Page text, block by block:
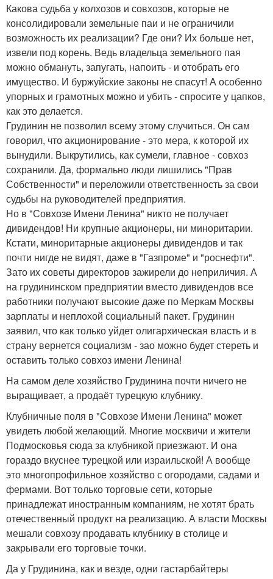
Какова судьба у колхозов и совхозов, которые не
консолидировали земельные паи и не ограничили
возможность их реализации? Где они? Их больше нет,
извели под корень. Ведь владельца земельного пая
можно обмануть, запугать, напоить - и отобрать его
имущество. И буржуйские законы не спасут! А особенно
упорных и грамотных можно и убить - спросите у цапков,
как это делается.
Грудинин не позволил всему этому случиться. Он сам
говорил, что акционирование - это мера, к которой их
вынудили. Выкрутились, как сумели, главное - совхоз
сохранили. Да, формально люди лишились "Прав
Собственности" и переложили ответственность за свои
судьбы на руководителей предприятия.
Но в "Совхозе Имени Ленина" никто не получает
дивидендов! Ни крупные акционеры, ни миноритарии.
Кстати, миноритарные акционеры дивидендов и так
почти нигде не видят, даже в "Газпроме" и "роснефти".
Зато их советы директоров зажирели до неприличия. А
на грудининском предприятии вместо дивидендов все
работники получают высокие даже по Меркам Москвы
зарплаты и неплохой социальный пакет. Грудинин
заявил, что как только уйдет олигархическая власть и в
страну вернется социализм - зао можно будет стереть и
оставить только совхоз имени Ленина!
На самом деле хозяйство Грудинина почти ничего не
выращивает, а продаёт турецкую клубнику.
Клубничные поля в "Совхозе Имени Ленина" может
увидеть любой желающий. Многие москвичи и жители
Подмосковья сюда за клубникой приезжают. И она
гораздо вкуснее турецкой или израильской! А вообще
это многопрофильное хозяйство с огородами, садами и
фермами. Вот только торговые сети, которые
принадлежат иностранным компаниям, не хотят брать
отечественный продукт на реализацию. А власти Москвы
мешали совхозу продавать клубнику в столице и
закрывали его торговые точки.
Да у Грудинина, как и везде, одни гастарбайтеры